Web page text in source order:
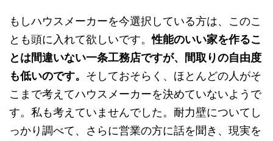
もしハウスメーカーを今選択している方は、このこ
とも頭に入れて欲しいです。性能のいい家を作るこ
とは間違いない一条工務店ですが、間取りの自由度
も低いのです。 そしておそらく、ほとんどの人がそ
こまで考えてハウスメーカーを決めていないようで
す。私も考えていませんでした。耐力壁についてし
っかり調べて、さらに営業の方に話を聞き、現実を